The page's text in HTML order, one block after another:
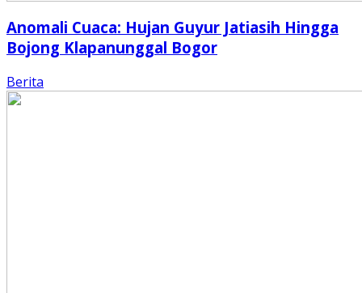
Anomali Cuaca: Hujan Guyur Jatiasih Hingga
Bojong Klapanunggal Bogor
Berita